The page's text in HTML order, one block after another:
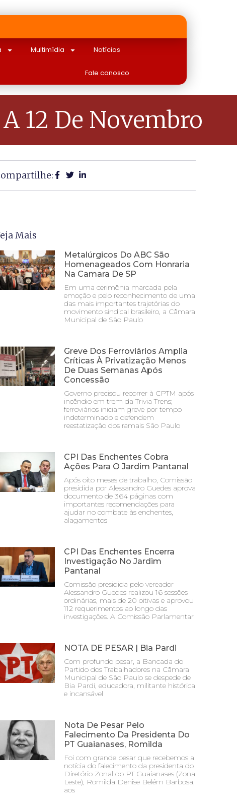
Multimídia Notícias
Fale conosco
12 De Novembro
Mais
Metalúrgicos Do ABC São
Homenageados Com Honraria
Na Camara De SP
Em uma cerimônia marcada pela
emoção e pelo reconhecimento de uma
das mais importantes trajetórias do
movimento sindical brasileiro, a Câmara
Municipal de São Paulo
Greve Dos Ferroviários Amplia
Críticas À Privatização Menos
De Duas Semanas Após
Concessão
Governo precisou recorrer à CPTM após
incêndio em trem da Trivia Trens;
ferroviários iniciam greve por tempo
indeterminado e defendem
reestatização dos ramais São Paulo
CPI Das Enchentes Cobra
Ações Para O Jardim Pantanal
Após oito meses de trabalho, Comissão
presidida por Alessandro Guedes aprova
documento de 364 páginas com
importantes recomendações para
ajudar no combate às enchentes,
alagamentos
CPI Das Enchentes Encerra
Investigação No Jardim
Pantanal
Comissão presidida pelo vereador
Alessandro Guedes realizou 16 sessões
ordinárias, mais de 20 oitivas e aprovou
112 requerimentos ao longo das
investigações. A Comissão Parlamentar
NOTA DE PESAR | Bia Pardi
Com profundo pesar, a Bancada do
Partido dos Trabalhadores na Câmara
Municipal de São Paulo se despede de
Bia Pardi, educadora, militante histórica
e incansável
Nota De Pesar Pelo
Falecimento Da Presidenta Do
PT Guaianases, Romilda
Foi com grande pesar que recebemos a
notícia do falecimento da presidenta do
Diretório Zonal do PT Guaianases (Zona
Leste), Romilda Denise Belém Barbosa,
aos